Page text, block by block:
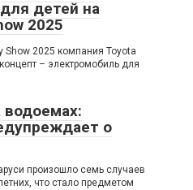
детей на
2025
Show 2025 компания Toyota
– электромобиль для
водоемах:
о
произошло семь случаев
что стало предметом